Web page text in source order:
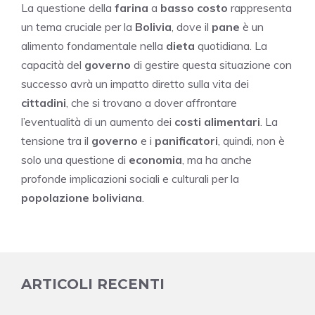
La questione della farina a basso costo rappresenta
un tema cruciale per la Bolivia, dove il pane è un
alimento fondamentale nella dieta quotidiana. La
capacità del governo di gestire questa situazione con
successo avrà un impatto diretto sulla vita dei
cittadini, che si trovano a dover affrontare
l’eventualità di un aumento dei costi alimentari. La
tensione tra il governo e i panificatori, quindi, non è
solo una questione di economia, ma ha anche
profonde implicazioni sociali e culturali per la
popolazione boliviana.
ARTICOLI RECENTI